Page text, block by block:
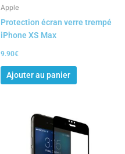
Apple
Protection écran verre trempé
iPhone XS Max
9.90€
Ajouter au panier